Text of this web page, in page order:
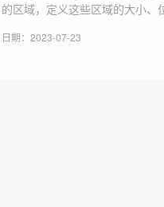
的区域，定义这些区域的大小
日期：2023-07-23